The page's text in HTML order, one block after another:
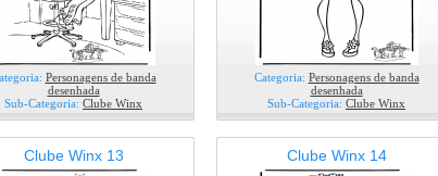
Personagens de banda
desenhada
Sub-Categoria: Clube Winx
Categoria: Personagens de banda
desenhada
Sub-Categoria: Clube Winx
Clube Winx 13 Clube Winx 14